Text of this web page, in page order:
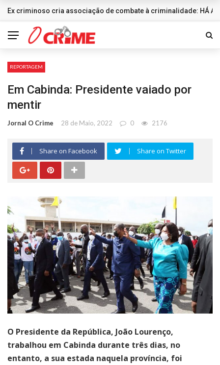
DESTAQUES
Ex criminoso cria associação de combate à criminalidade: HÁ ANOS
REPORTAGEM
Em Cabinda: Presidente vaiado por
mentir
Jornal O Crime 28 de Maio, 2022 0 2176
Share on Facebook Share on Twitter
O Presidente da República, João Lourenço,
trabalhou em Cabinda durante três dias, no
entanto, a sua estada naquela província, foi